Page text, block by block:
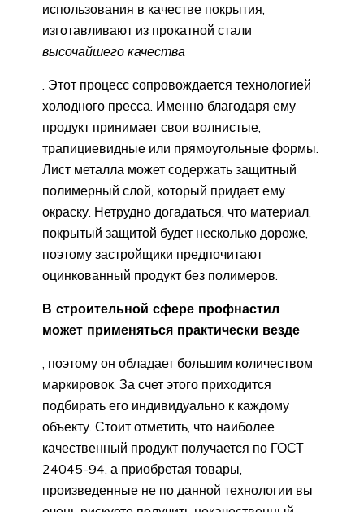
использования в качестве покрытия,
изготавливают из прокатной стали
высочайшего качества
. Этот процесс сопровождается технологией
холодного пресса. Именно благодаря ему
продукт принимает свои волнистые,
трапициевидные или прямоугольные формы.
Лист металла может содержать защитный
полимерный слой, который придает ему
окраску. Нетрудно догадаться, что материал,
покрытый защитой будет несколько дороже,
поэтому застройщики предпочитают
оцинкованный продукт без полимеров.
В строительной сфере профнастил
может применяться практически везде
, поэтому он обладает большим количеством
маркировок. За счет этого приходится
подбирать его индивидуально к каждому
объекту. Стоит отметить, что наиболее
качественный продукт получается по ГОСТ
24045-94, а приобретая товары,
произведенные не по данной технологии вы